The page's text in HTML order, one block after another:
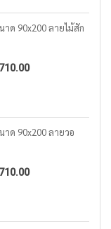
าด 90x200 ลายไม้สัก
าด 90x200 ลายวอ